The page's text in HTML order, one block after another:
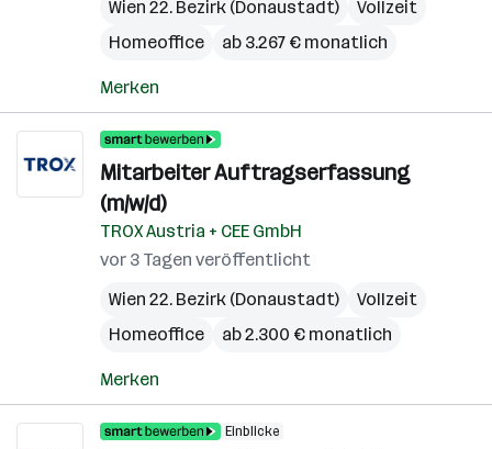
Wien 22. Bezirk (Donaustadt)
Vollzeit
Homeoffice
ab 3.267 € monatlich
Merken
Mitarbeiter Auftragserfassung
(m/w/d)
TROX Austria + CEE GmbH
vor 3 Tagen veröffentlicht
Wien 22. Bezirk (Donaustadt)
Vollzeit
Homeoffice
ab 2.300 € monatlich
Merken
Einblicke